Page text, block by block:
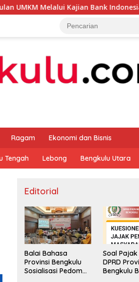
Kajian Bank Indonesia Sekda
Ragam Ekonomi dan Bisnis
Tengah Lebong Bengkulu Utara
Editorial
Balai Bahasa
Provinsi Bengkulu
Sosialisasi Pedoman
Soal
DPRD
Bengkulu